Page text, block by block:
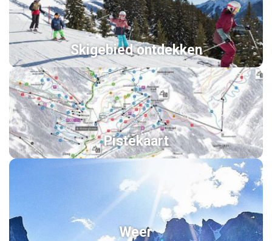
Skigebied ontdekken
Pistekaart
Weer